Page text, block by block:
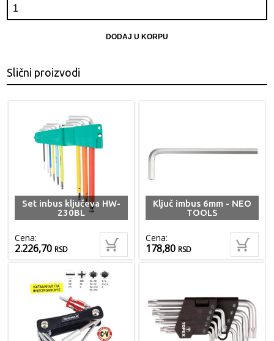
DODAJ U KORPU
Slični proizvodi
Set inbus ključeva HW-
230BL
Cena:
2.226,70RSD
Ključ imbus 6mm - NEO
TOOLS
Cena:
178,80RSD